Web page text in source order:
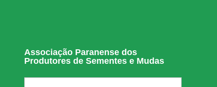
N
Associação Paranense dos
Produtores de Sementes e Mudas